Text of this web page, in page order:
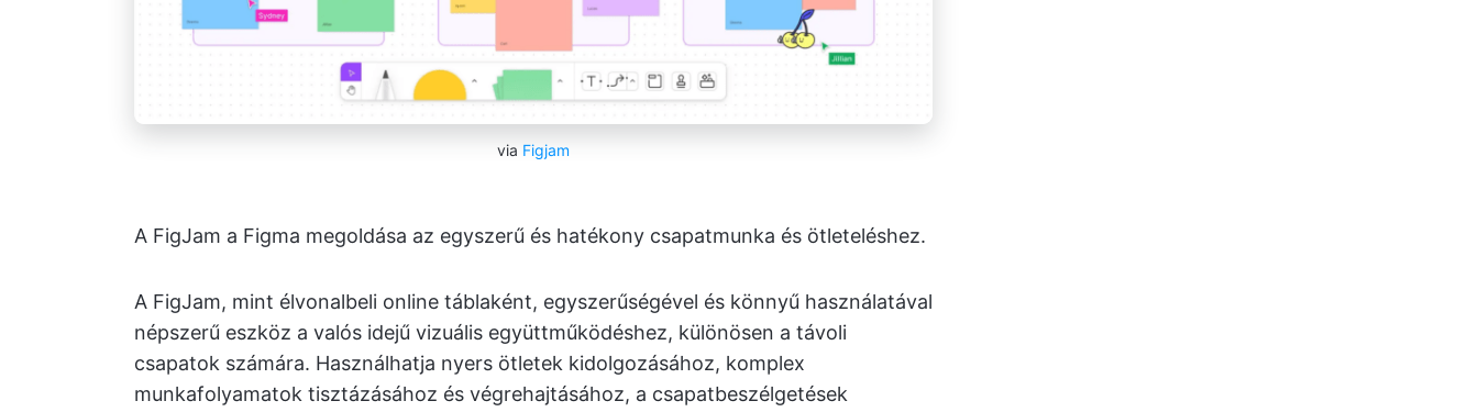
via Figjam
A FigJam a Figma megoldása az egyszerű és hatékony csapatmunka és ötleteléshez.
A FigJam, mint élvonalbeli online táblaként, egyszerűségével és könnyű használatával
népszerű eszköz a valós idejű vizuális együttműködéshez, különösen a távoli
csapatok számára. Használhatja nyers ötletek kidolgozásához, komplex
munkafolyamatok tisztázásához és végrehajtásához, a csapatbeszélgetések